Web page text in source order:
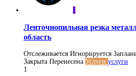
I
Ленточнопильная резка
область
Отслеживается Игнорируется
Закрыта Перенесена Услуги услуги
1